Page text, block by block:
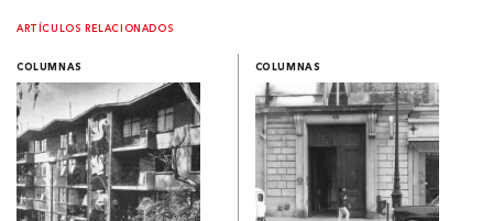
ARTÍCULOS RELACIONADOS
COLUMNAS COLUMNAS